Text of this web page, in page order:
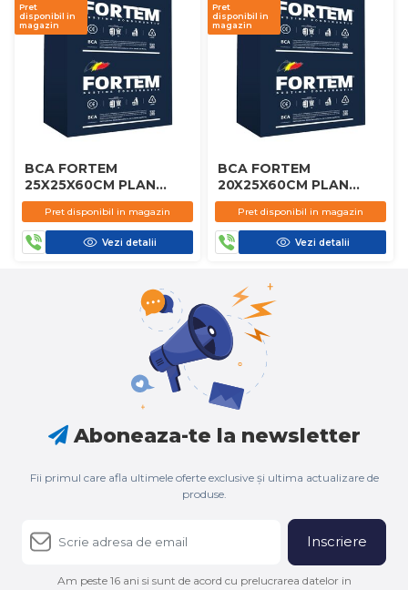
Pret
disponibil in
magazin
BCA FORTEM
25X25X60CM PLAN
D450
Pret disponibil in magazin
Vezi detalii
Pret
disponibil in
magazin
BCA FORTEM
20X25X60CM PLAN
D450
Pret disponibil in magazin
Vezi detalii
Aboneaza-te la newsletter
Fii primul care afla ultimele oferte exclusive și ultima actualizare de
produse.
Inscriere
Am peste 16 ani si sunt de acord cu prelucrarea datelor in